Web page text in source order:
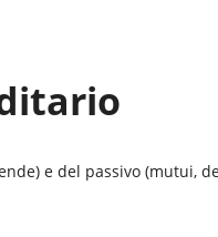
e del passivo (mutui,